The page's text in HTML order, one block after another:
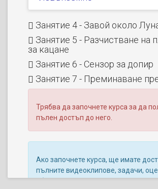
Занятие 4 - Завой около
Занятие 5 - Разчистване на
за кацане
Занятие 6 - Сензор за допир
Занятие 7 - Преминаване
Трябва да започнете курса за да
пълен достъп до него.
Ако започнете курса, ще имате
пълните видеоклипове, задачи,